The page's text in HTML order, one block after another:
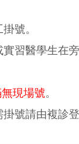
號。
習醫學生在
現場號。
號請由複診登